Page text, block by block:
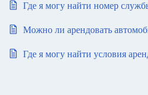
Где я могу найти номер
Можно ли арендовать
Где я могу найти условия